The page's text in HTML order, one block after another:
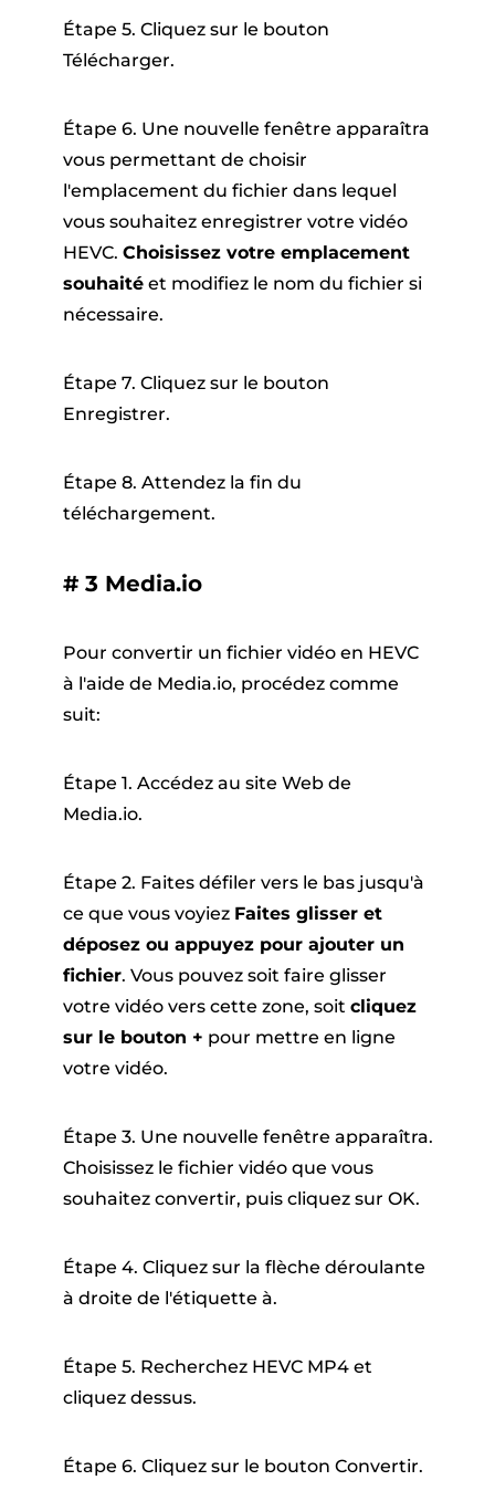
Étape 5. Cliquez sur le bouton
Télécharger.
Étape 6. Une nouvelle fenêtre apparaîtra
vous permettant de choisir
l'emplacement du fichier dans lequel
vous souhaitez enregistrer votre vidéo
HEVC. Choisissez votre emplacement
souhaitéet modifiez le nom du fichier si
nécessaire.
Étape 7. Cliquez sur le bouton
Enregistrer.
Étape 8. Attendez la fin du
téléchargement.
# 3 Media.io
Pour convertir un fichier vidéo en HEVC
à l'aide de Media.io, procédez comme
suit:
Étape 1. Accédez au site Web de
Media.io.
Étape 2. Faites défiler vers le bas jusqu'à
ce que vous voyiez Faites glisser et
déposez ou appuyez pour ajouter un
fichier. Vous pouvez soit faire glisser
votre vidéo vers cette zone, soit cliquez
sur le bouton + pour mettre en ligne
votre vidéo.
Étape 3. Une nouvelle fenêtre apparaîtra.
Choisissez le fichier vidéo que vous
souhaitez convertir, puis cliquez sur OK.
Étape 4. Cliquez sur la flèche déroulante
à droite de l'étiquette à.
Étape 5. Recherchez HEVC MP4 et
cliquez dessus.
Étape 6. Cliquez sur le bouton Convertir.